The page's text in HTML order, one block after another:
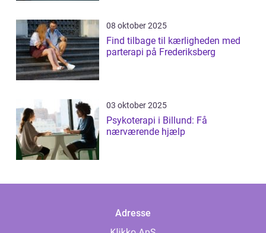
08 oktober 2025
Find tilbage til kærligheden med
parterapi på Frederiksberg
03 oktober 2025
Psykoterapi i Billund: Få
nærværende hjælp
Adresse